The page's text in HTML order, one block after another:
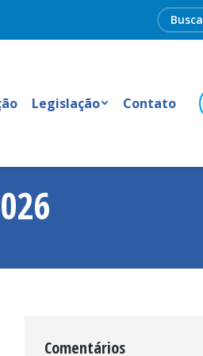
Search:
Legislação Contato
Comentários